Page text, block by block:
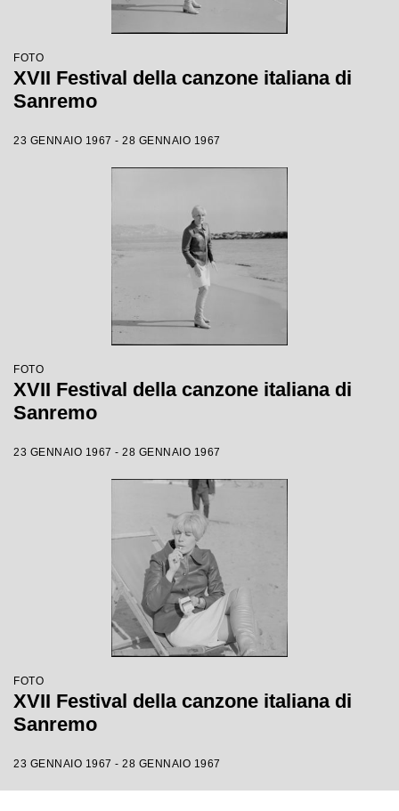
FOTO
XVII Festival della canzone italiana di
Sanremo
23 GENNAIO 1967 - 28 GENNAIO 1967
FOTO
XVII Festival della canzone italiana di
Sanremo
23 GENNAIO 1967 - 28 GENNAIO 1967
FOTO
XVII Festival della canzone italiana di
Sanremo
23 GENNAIO 1967 - 28 GENNAIO 1967